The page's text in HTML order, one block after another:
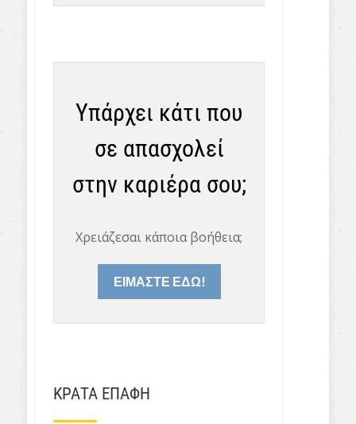
Υπάρχει κάτι που
σε απασχολεί
στην καριέρα σου;
Χρειάζεσαι κάποια βοήθεια;
ΕΙΜΑΣΤΕ ΕΔΩ!
ΚΡΑΤΑ ΕΠΑΦΗ